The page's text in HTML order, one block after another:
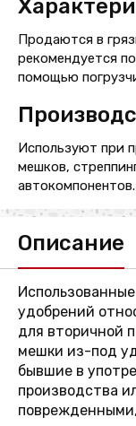
Продаются в
рекомендуется
помощью
Используют при
мешков,
автокомпонентов.
Описание
удобрений
для вторичной
мешки из-под
бывшие в
производства